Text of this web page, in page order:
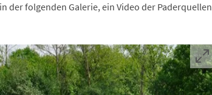
der folgenden Galerie, ein Video der Paderquellen